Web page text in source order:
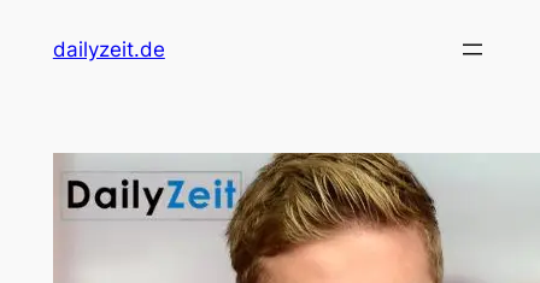
dailyzeit.de